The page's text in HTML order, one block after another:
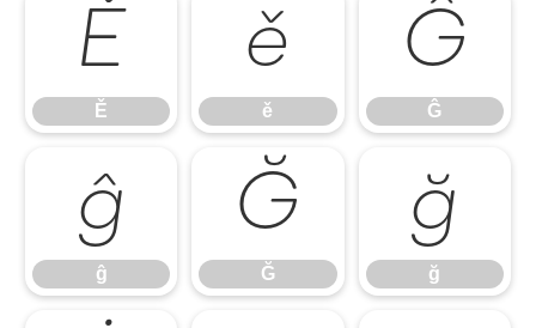
Ě
Ě
ě
ě
Ĝ
Ĝ
ĝ
ĝ
Ğ
Ğ
ğ
ğ